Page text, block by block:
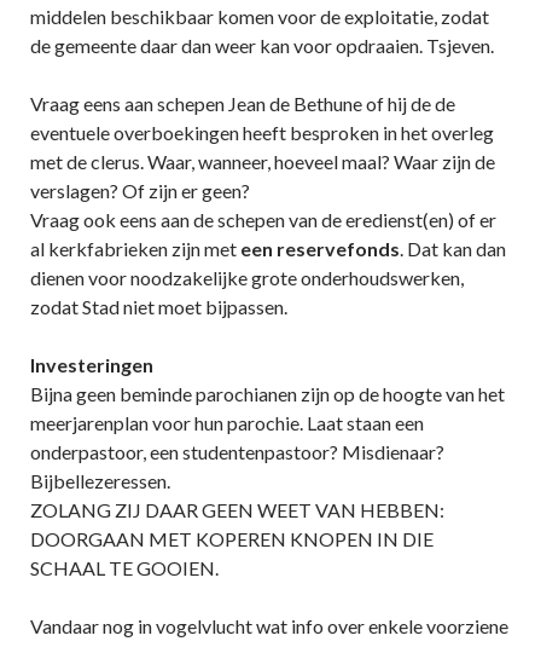
middelen beschikbaar komen voor de exploitatie, zodat
de gemeente daar dan weer kan voor opdraaien. Tsjeven.
Vraag eens aan schepen Jean de Bethune of hij de de
eventuele overboekingen heeft besproken in het overleg
met de clerus. Waar, wanneer, hoeveel maal? Waar zijn de
verslagen? Of zijn er geen?
Vraag ook eens aan de schepen van de eredienst(en) of er
al kerkfabrieken zijn met een reservefonds. Dat kan dan
dienen voor noodzakelijke grote onderhoudswerken,
zodat Stad niet moet bijpassen.
Investeringen
Bijna geen beminde parochianen zijn op de hoogte van het
meerjarenplan voor hun parochie. Laat staan een
onderpastoor, een studentenpastoor? Misdienaar?
Bijbellezeressen.
ZOLANG ZIJ DAAR GEEN WEET VAN HEBBEN:
DOORGAAN MET KOPEREN KNOPEN IN DIE
SCHAAL TE GOOIEN.
Vandaar nog in vogelvlucht wat info over enkele voorziene